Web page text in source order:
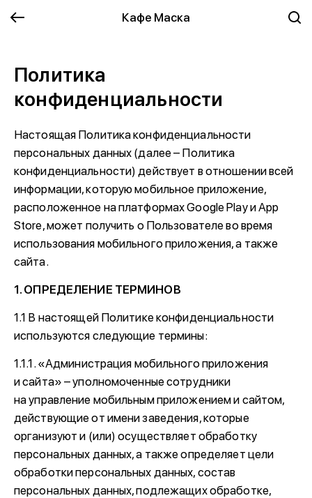
Кафе Маска
Политика
конфиденциальности
Настоящая Политика конфиденциальности
персональных данных (далее – Политика
конфиденциальности) действует в отношении всей
информации, которую мобильное приложение,
расположенное на платформах Google Play и App
Store, может получить о Пользователе во время
использования мобильного приложения, а также
сайта.
1. ОПРЕДЕЛЕНИЕ ТЕРМИНОВ
1.1 В настоящей Политике конфиденциальности
используются следующие термины:
1.1.1. «Администрация мобильного приложения
и сайта» – уполномоченные сотрудники
на управление мобильным приложением и сайтом,
действующие от имени заведения, которые
организуют и (или) осуществляет обработку
персональных данных, а также определяет цели
обработки персональных данных, состав
персональных данных, подлежащих обработке,